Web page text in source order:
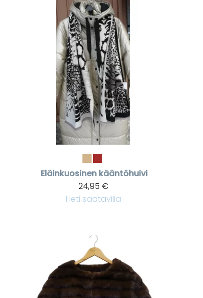
Eläinkuosinen kääntöhuivi
24,95 €
Heti saatavilla